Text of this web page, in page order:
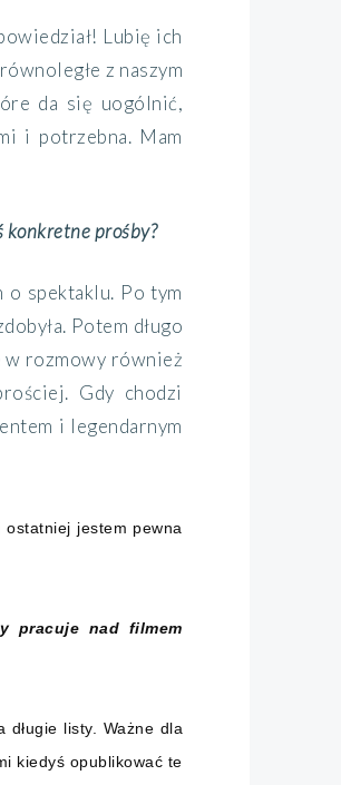
Lubię ich
z naszym
da się uogólnić,
i potrzebna. Mam
konkretne prośby?
o spektaklu. Po tym
Potem długo
w rozmowy również
Gdy chodzi
i legendarnym
jestem pewna
pracuje nad filmem
długie listy. Ważne dla
kiedyś opublikować te